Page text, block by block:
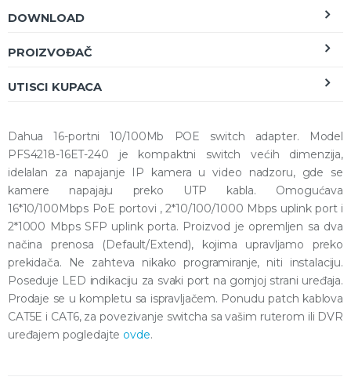
DOWNLOAD
PROIZVOĐAČ
UTISCI KUPACA
Dahua 16-portni 10/100Mb POE switch adapter. Model
PFS4218-16ET-240 je kompaktni switch većih dimenzija,
idelalan za napajanje IP kamera u video nadzoru, gde se
kamere napajaju preko UTP kabla. Omogućava
16*10/100Mbps PoE portovi , 2*10/100/1000 Mbps uplink port i
2*1000 Mbps SFP uplink porta. Proizvod je opremljen sa dva
načina prenosa (Default/Extend), kojima upravljamo preko
prekidača. Ne zahteva nikako programiranje, niti instalaciju.
Poseduje LED indikaciju za svaki port na gornjoj strani uređaja.
Prodaje se u kompletu sa ispravljačem. Ponudu patch kablova
CAT5E i CAT6, za povezivanje switcha sa vašim ruterom ili DVR
uređajem pogledajte ovde.